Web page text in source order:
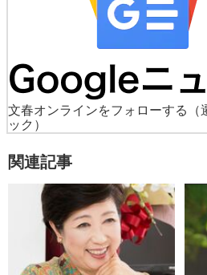
文春オンラインをフォローする
ック）
関連記事